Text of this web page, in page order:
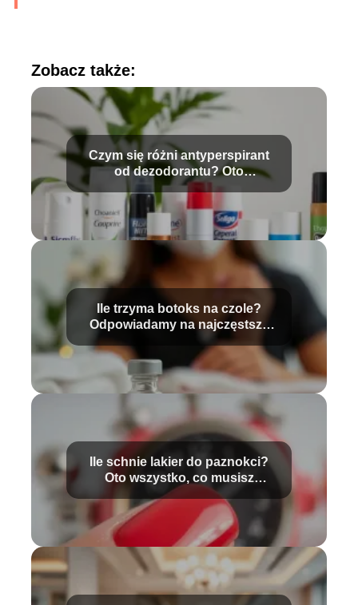
Zobacz także:
Czym się różni antyperspirant
od dezodorantu? Oto
odpowiedź!
Ile trzyma botoks na czole?
Odpowiadamy na najczęstsze
Ile schnie lakier do paznokci?
Oto wszystko, co musisz
wiedzieć!